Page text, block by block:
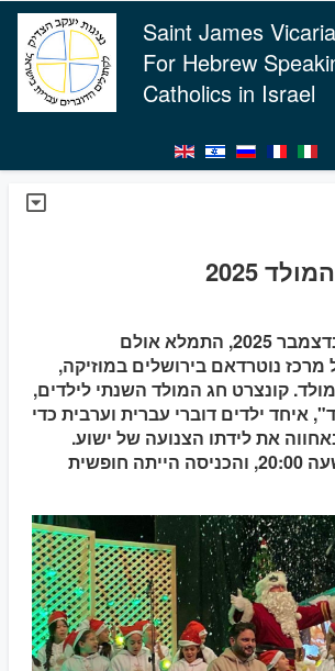
Saint James
For Hebrew
Catholics in Israel
2025
ביום שישי, 26 בדצמבר 2025, התמלא אולם
מרכז נוטרדאם בירושלים במוזיקה,
קונצרט חג המולד השנתי לילדים,
איחד ילדים דוברי עברית וערבית כדי
את לידתו הצנועה של ישוע.
האירוע החל בשעה 20:00, והכניסה הייתה חופשית